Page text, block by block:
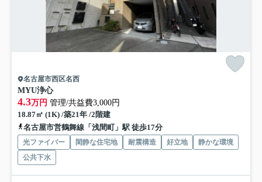
名古屋市西区名西
MYU浄心
4.3万円 管理/共益費3,000円
18.87㎡ (1K) /築21年 /2階建
名古屋市営鶴舞線「浅間町」駅 徒歩17分
光ファイバー 閑静な住宅地 耐震構造 好立地
静かな環境
公共下水